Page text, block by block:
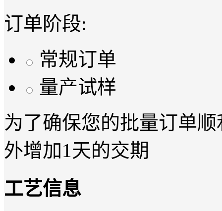
订单阶段:
常规订单
量产试样
为了确保您的批量订单
外增加1 天的交期
工艺信息